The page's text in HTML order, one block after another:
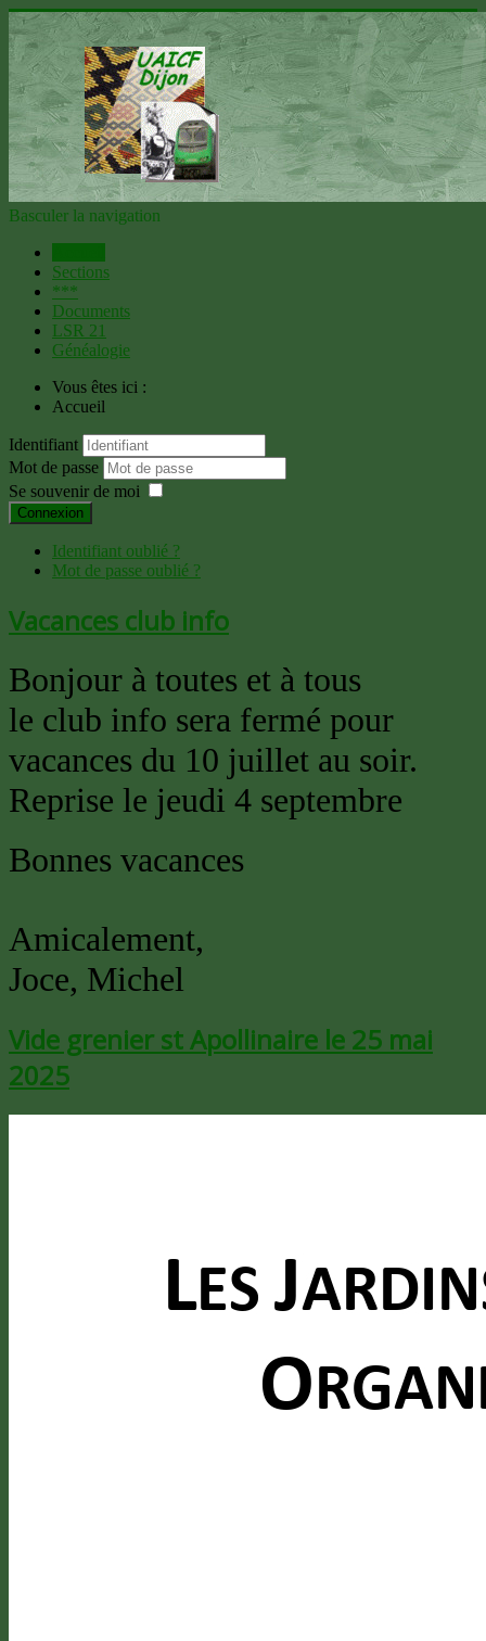
Basculer la navigation
Sections
***
Documents
LSR 21
Généalogie
Vous êtes ici :
Accueil
Identifiant
Mot de passe
Se souvenir de moi
Connexion
Identifiant oublié ?
Mot de passe oublié ?
Vacances club info
Bonjour à toutes et à tous
le club info sera fermé pour
vacances du 10 juillet au soir.
Reprise le jeudi 4 septembre
Bonnes vacances
Amicalement,
Joce, Michel
Vide grenier st Apollinaire le 25 mai
2025